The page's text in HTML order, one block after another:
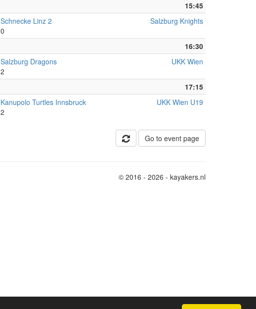
15:45
Schnecke Linz 2
0
Salzburg Knights
16:30
Salzburg Dragons
2
UKK Wien
17:15
Kanupolo Turtles Innsbruck
2
UKK Wien U19
Go to event page
© 2016 - 2026 - kayakers.nl